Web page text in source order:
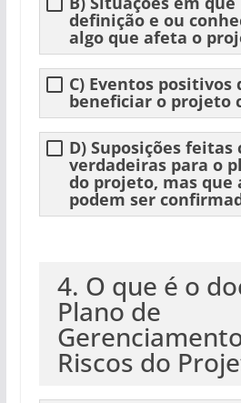
definição e ou
algo que afeta o
C) Eventos positivos
beneficiar o projeto
D) Suposições feitas
verdadeiras para o
do projeto, mas que
podem ser
4. O que é o
Plano de
Riscos do